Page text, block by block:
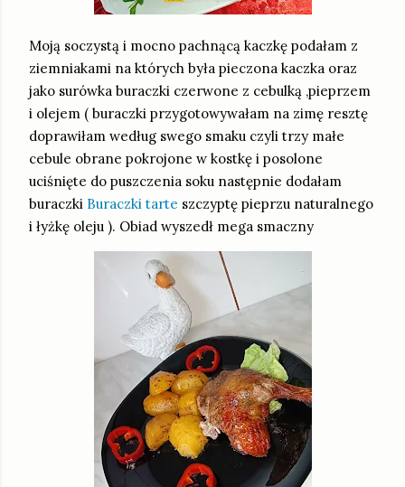
Moją soczystą i mocno pachnącą kaczkę podałam z
ziemniakami na których była pieczona kaczka oraz
jako surówka buraczki czerwone z cebulką ,pieprzem
i olejem ( buraczki przygotowywałam na zimę resztę
doprawiłam według swego smaku czyli trzy małe
cebule obrane pokrojone w kostkę i posolone
uciśnięte do puszczenia soku następnie dodałam
buraczki Buraczki tarte szczyptę pieprzu naturalnego
i łyżkę oleju ). Obiad wyszedł mega smaczny